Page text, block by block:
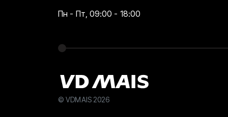
Пн - Пт, 09:00 - 18:00
© VDMAIS 2026